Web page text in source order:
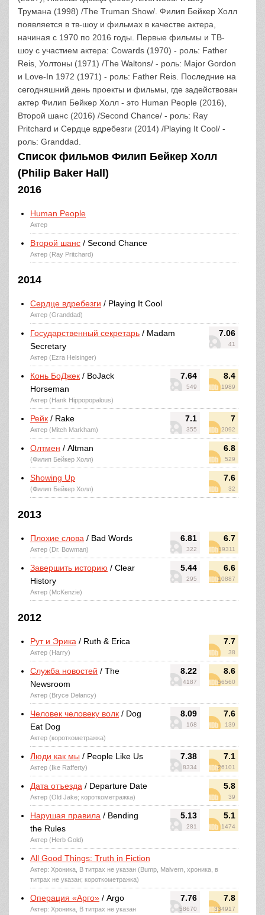
Трумана (1998) /The Truman Show/. Филип Бейкер Холл
появляется в тв-шоу и фильмах в качестве актера,
начиная с 1970 по 2016 годы. Первые фильмы и ТВ-
шоу с участием актера: Cowards (1970) - роль: Father
Reis, Уолтоны (1971) /The Waltons/ - роль: Major Gordon
и Love-In 1972 (1971) - роль: Father Reis. Последние на
сегодняшний день проекты и фильмы, где задействован
актер Филип Бейкер Холл - это Human People (2016),
Второй шанс (2016) /Second Chance/ - роль: Ray
Pritchard и Сердце вдребезги (2014) /Playing It Cool/ -
роль: Granddad.
Список фильмов Филип Бейкер Холл
(Philip Baker Hall)
2016
Human People
Актер
Второй шанс / Second Chance
Актер (Ray Pritchard)
2014
Сердце вдребезги / Playing It Cool
Актер (Granddad)
7.06
41
Государственный секретарь / Madam
Secretary
Актер (Ezra Helsinger)
7.64
549
8.4
1989
Конь БоДжек / BoJack
Horseman
Актер (Hank Hippopopalous)
7.1
355
7
2092
Рейк / Rake
Актер (Mitch Markham)
6.8
529
Олтмен / Altman
(Филип Бейкер Холл)
7.6
32
Showing Up
(Филип Бейкер Холл)
2013
6.81
322
6.7
19311
Плохие слова / Bad Words
Актер (Dr. Bowman)
5.44
295
6.6
10887
Завершить историю / Clear
History
Актер (McKenzie)
2012
7.7
38
Рут и Эрика / Ruth & Erica
Актер (Harry)
8.22
4187
8.6
56560
Служба новостей / The
Newsroom
Актер (Bryce Delancy)
8.09
168
7.6
139
Человек человеку волк / Dog
Eat Dog
Актер (короткометражка)
7.38
8334
7.1
26101
Люди как мы / People Like Us
Актер (Ike Rafferty)
5.8
39
Дата отъезда / Departure Date
Актер (Old Jake; короткометражка)
5.13
281
5.1
1474
Нарушая правила / Bending
the Rules
Актер (Herb Gold)
All Good Things: Truth in Fiction
Актер: Хроника, В титрах не указан (Bump, Malvern, хроника, в
титрах не указан; короткометражка)
7.76
58670
7.8
334917
Операция «Арго» / Argo
Актер: Хроника, В титрах не указан